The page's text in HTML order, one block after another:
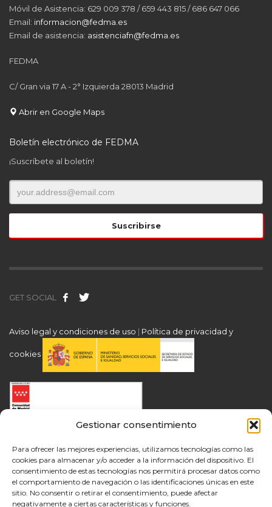
Gestionar consentimiento
Para ofrecer las mejores experiencias, utilizamos tecnologías como las
cookies para almacenar y/o acceder a la información del dispositivo. El
consentimiento de estas tecnologías nos permitirá procesar datos como
el comportamiento de navegación o las identificaciones únicas en este
sitio. No consentir o retirar el consentimiento, puede afectar
negativamente a ciertas características y funciones.
Móvil de Asistencia: 629 009 378 / 659 443 815 / 686 647 066
Email: informacion@fedma.es
Email de asistencia: asistenciafn@fedma.es
FEDMA
C/ Gran via 17 A - 2° Izquierda 28013 Madrid
Abrir en Google Maps
Boletín electrónico de FEDMA
¡Suscríbete al boletín!
GET SOCIAL
Aviso legal y condiciones de uso | Política de privacidad y
cookies